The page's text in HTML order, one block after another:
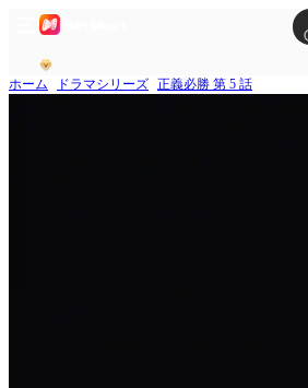
ホーム ドラマシリーズ 正義必勝 第 5 話